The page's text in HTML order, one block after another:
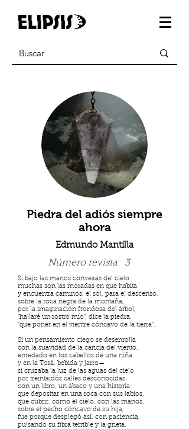
Piedra del adiós siempre
ahora
Edmundo Mantilla
Número revista: 3
Si bajo las manos convexas del cielo
muchas son las moradas en que habita
y encuentra caminos, el sol, para el descenso,
sobre la roca negra de la montaña,
por la imaginación frondosa del árbol,
“hallaré un rostro mío”, dice la piedra,
“que poner en el vientre cóncavo de la tierra”.
Si un pensamiento ciego se desenrolla
con la suavidad de la caricia del viento,
enredado en los cabellos de una niña
y en la Torá, bebida y jarro—
si cruzaba la luz de las aguas del cielo
por treintaidós calles desconocidas
con un libro, un ábaco y una historia
que depositar en una roca con sus labios,
que cubrir, como el cielo, con las manos,
sobre el pecho cóncavo de su hija,
fue porque desplegó así, con paciencia,
pulsando su fibra terrible y la grieta,